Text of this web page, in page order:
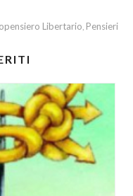
Libertario Pensieri